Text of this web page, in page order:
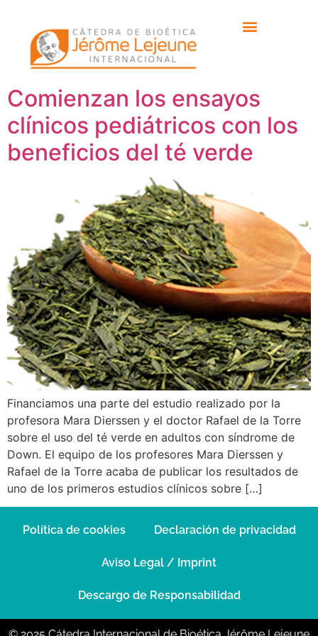
Etiqueta: ensayo
clinico
Comienzan los ensayos
clínicos pediátricos con los
beneficios del té verde
Financiamos una parte del estudio realizado por la
profesora Mara Dierssen y el doctor Rafael de la Torre
sobre el uso del té verde en adultos con síndrome de
Down. El equipo de los profesores Mara Dierssen y
Rafael de la Torre acaba de publicar los resultados de
uno de los primeros estudios clínicos sobre […]
Política de cookies Declaración de privacidad
Aviso Legal / Imprint
Descargo de Responsabilidad